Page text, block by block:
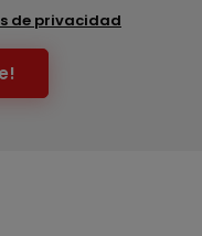
de privacidad